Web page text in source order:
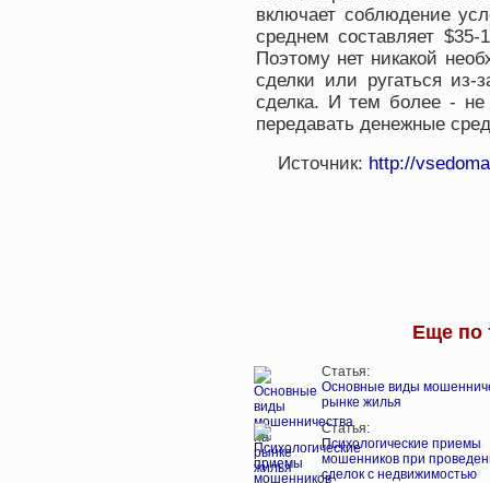
включает соблюдение
среднем составляет
Поэтому нет никакой
сделки или ругаться из-
сделка. И тем более - не
передавать денежные
Источник: http://
Еще по
Статья:
Основные виды
рынке жилья
Статья:
Психологические приемы
мошенников при
сделок с недвижимостью